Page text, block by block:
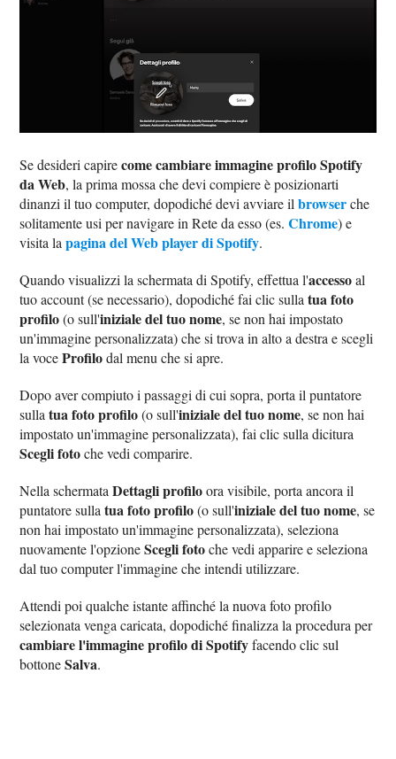
Se desideri capirecome cambiare immagine profilo Spotify
da Web, la prima mossa che devi compiere è posizionarti
dinanzi il tuo computer, dopodiché devi avviare ilbrowserche
solitamente usi per navigare in Rete da esso (es.Chrome) e
visita lapagina del Web player di Spotify.
Quando visualizzi la schermata di Spotify, effettua l'accessoal
tuo account (se necessario), dopodiché fai clic sullatua foto
profilo(o sull'iniziale del tuo nome, se non hai impostato
un'immagine personalizzata) che si trova in alto a destra e scegli
la voceProfilodal menu che si apre.
Dopo aver compiuto i passaggi di cui sopra, porta il puntatore
sullatua foto profilo(o sull'iniziale del tuo nome, se non hai
impostato un'immagine personalizzata), fai clic sulla dicitura
Scegli fotoche vedi comparire.
Nella schermataDettagli profiloora visibile, porta ancora il
puntatore sullatua foto profilo(o sull'iniziale del tuo nome, se
non hai impostato un'immagine personalizzata), seleziona
nuovamente l'opzioneScegli fotoche vedi apparire e seleziona
dal tuo computer l'immagine che intendi utilizzare.
Attendi poi qualche istante affinché la nuova foto profilo
selezionata venga caricata, dopodiché finalizza la procedura per
cambiare l'immagine profilo di Spotifyfacendo clic sul
bottoneSalva.